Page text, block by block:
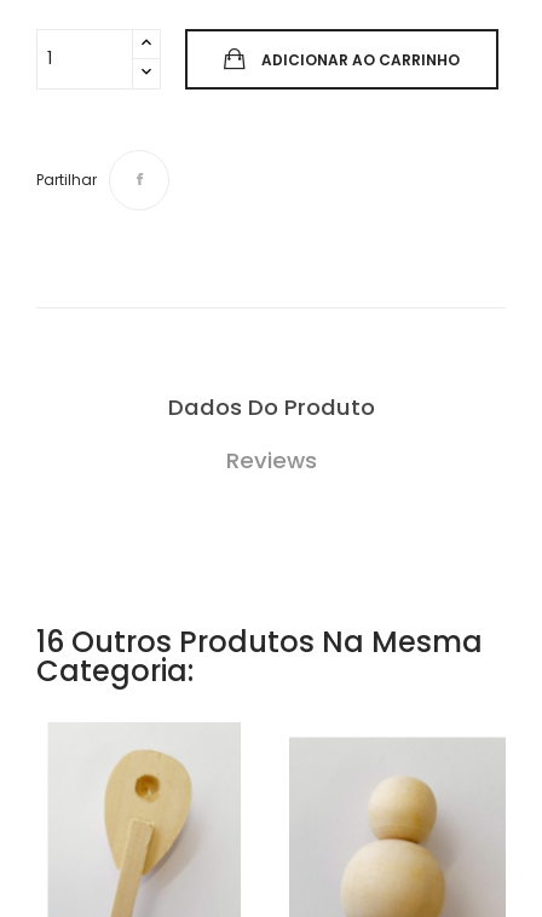
ADICIONAR AO CARRINHO
Partilhar
Dados Do Produto
Reviews
16 Outros Produtos Na Mesma
Categoria: